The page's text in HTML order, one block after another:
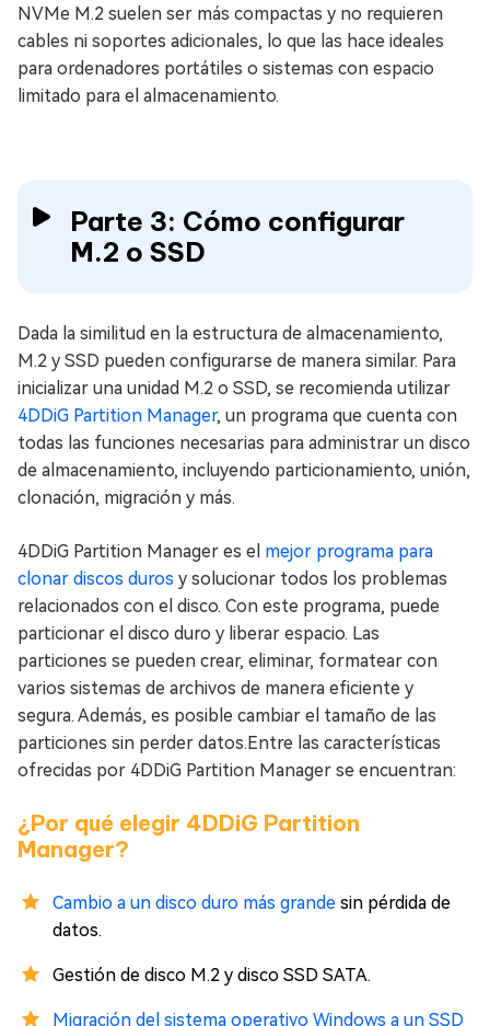
NVMe M.2 suelen ser más compactas y no requieren
cables ni soportes adicionales, lo que las hace ideales
para ordenadores portátiles o sistemas con espacio
limitado para el almacenamiento.
Parte 3: Cómo configurar
M.2 o SSD
Dada la similitud en la estructura de almacenamiento,
M.2 y SSD pueden configurarse de manera similar. Para
inicializar una unidad M.2 o SSD, se recomienda utilizar
4DDiG Partition Manager, un programa que cuenta con
todas las funciones necesarias para administrar un disco
de almacenamiento, incluyendo particionamiento, unión,
clonación, migración y más.
4DDiG Partition Manager es el mejor programa para
clonar discos duros y solucionar todos los problemas
relacionados con el disco. Con este programa, puede
particionar el disco duro y liberar espacio. Las
particiones se pueden crear, eliminar, formatear con
varios sistemas de archivos de manera eficiente y
segura. Además, es posible cambiar el tamaño de las
particiones sin perder datos.Entre las características
ofrecidas por 4DDiG Partition Manager se encuentran:
¿Por qué elegir 4DDiG Partition
Manager?
Cambio a un disco duro más grande sin pérdida de
datos.
Gestión de disco M.2 y disco SSD SATA.
Migración del sistema operativo Windows a un SSD